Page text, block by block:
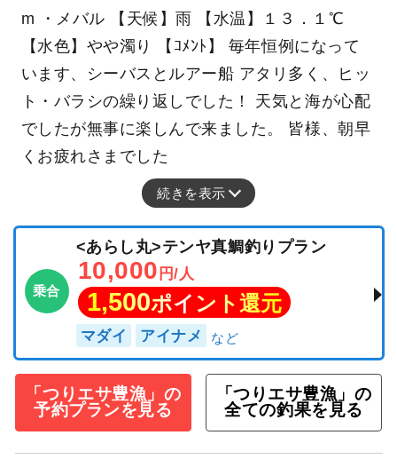
m ・メバル 【天候】雨 【水温】１３．１℃
【水色】やや濁り 【ｺﾒﾝﾄ】 毎年恒例になって
います、シーバスとルアー船 アタリ多く、ヒッ
ト・バラシの繰り返しでした！ 天気と海が心配
でしたが無事に楽しんで来ました。 皆様、朝早
くお疲れさまでした
続きを表示
乗合
<あらし丸>テンヤ真鯛釣りプラン
10,000 円/人
1,500ポイント還元
マダイ アイナメ
「つりエサ豊漁」の
予約プランを見る
「つりエサ豊漁」の
全ての釣果を見る